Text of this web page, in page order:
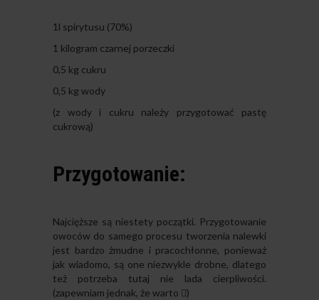
1l spirytusu (70%)
1 kilogram czarnej porzeczki
0,5 kg cukru
0,5 kg wody
(z wody i cukru należy przygotować pastę
cukrową)
Przygotowanie:
Najcięższe są niestety początki. Przygotowanie
owoców do samego procesu tworzenia nalewki
jest bardzo żmudne i pracochłonne, ponieważ
jak wiadomo, są one niezwykle drobne, dlatego
też potrzeba tutaj nie lada cierpliwości.
(zapewniam jednak, że warto )